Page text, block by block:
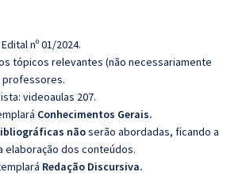
nº 01/2024.
tópicos relevantes (não necessariamente
videoaulas 207.
Conhecimentos Gerais.
nãoserão abordadas, ficando a
elaboração dos conteúdos.
Redação Discursiva.